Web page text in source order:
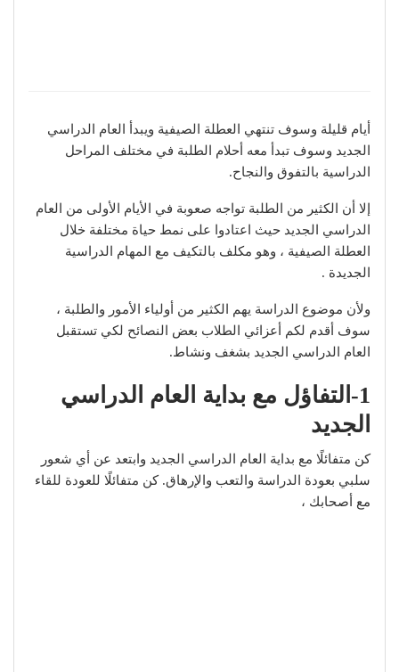
أيام قليلة وسوف تنتهي العطلة الصيفية ويبدأ العام الدراسي
الجديد وسوف تبدأ معه أحلام الطلبة في مختلف المراحل
الدراسية بالتفوق والنجاح.
إلا أن الكثير من الطلبة تواجه صعوبة في الأيام الأولى من العام
الدراسي الجديد حيث اعتادوا على نمط حياة مختلفة خلال
العطلة الصيفية ، وهو مكلف بالتكيف مع المهام الدراسية
الجديدة .
ولأن موضوع الدراسة يهم الكثير من أولياء الأمور والطلبة ،
سوف أقدم لكم أعزائي الطلاب بعض النصائح لكي تستقبل
العام الدراسي الجديد بشغف ونشاط.
1-التفاؤل مع بداية العام الدراسي
الجديد
كن متفائلًا مع بداية العام الدراسي الجديد وابتعد عن أي شعور
سلبي بعودة الدراسة والتعب والإرهاق. كن متفائلًا للعودة للقاء
مع أصحابك ،